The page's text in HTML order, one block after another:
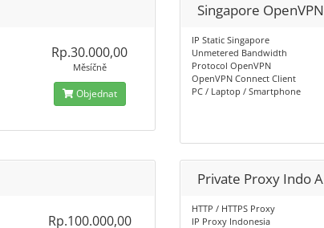
Rp.30.000,00
Měsíčně
Objednat
Singapore OpenVPN
IP Static Singapore
Unmetered Bandwidth
Protocol OpenVPN
OpenVPN Connect Client
PC / Laptop / Smartphone
Rp.100.000,00
Private Proxy Indo A
HTTP / HTTPS Proxy
IP Proxy Indonesia